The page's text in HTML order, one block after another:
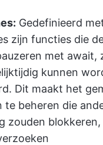
Gedefinieerd
zijn functies die
met await,
kunnen
Dit maakt het
te beheren die
zouden blokkeren,